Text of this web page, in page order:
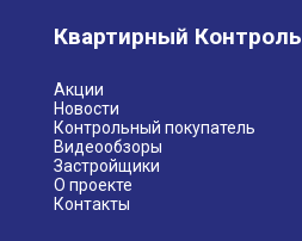
Квартирный Контроль
Акции
Новости
Контрольный покупатель
Видеообзоры
Застройщики
О проекте
Контакты